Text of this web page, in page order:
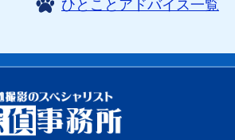
ひとことアドバイス一覧